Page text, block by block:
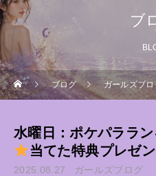
ブ
ブログ ガールズブロ
水曜日：ポケパララ
当てた特典プレゼン
2025.08.27 ガールズブログ